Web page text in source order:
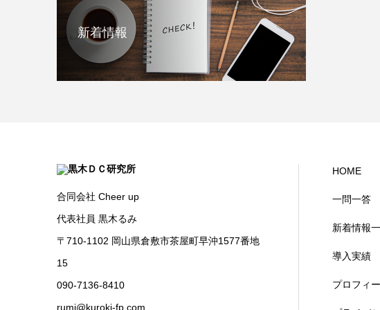
新着情報
合同会社 Cheer up
代表社員 黒木るみ
〒710-1102 岡山県倉敷市茶屋町早沖1577番地
15
090-7136-8410
rumi@kuroki-fp.com
HOME
一問一答
新着情報
導入実績
プロフィ